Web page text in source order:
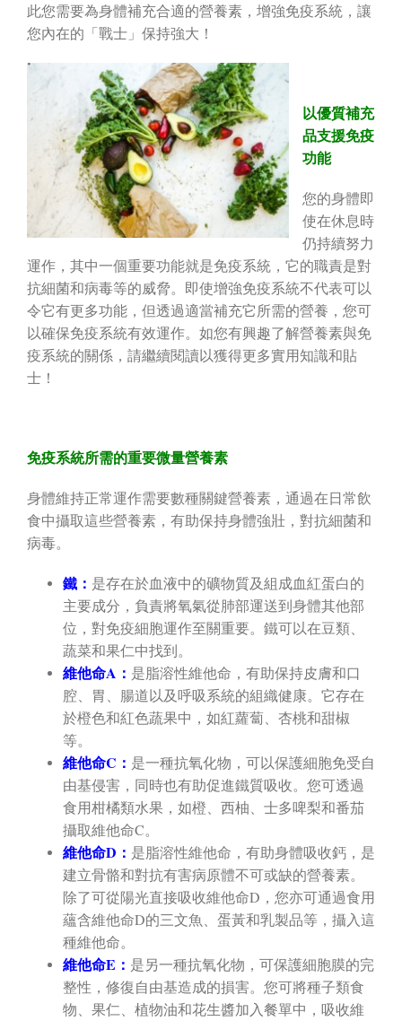
此您需要為身體補充合適的營養素，增強免疫系統，讓
您內在的「戰士」保持強大！
以優質補充
品支援免疫
功能
您的身體即
使在休息時
仍持續努力
運作，其中一個重要功能就是免疫系統，它的職責是對
抗細菌和病毒等的威脅。即使增強免疫系統不代表可以
令它有更多功能，但透過適當補充它所需的營養，您可
以確保免疫系統有效運作。如您有興趣了解營養素與免
疫系統的關係，請繼續閱讀以獲得更多實用知識和貼
士！
免疫系統所需的重要微量營養素
身體維持正常運作需要數種關鍵營養素，通過在日常飲
食中攝取這些營養素，有助保持身體強壯，對抗細菌和
病毒。
鐵： 是存在於血液中的礦物質及組成血紅蛋白的
主要成分，負責將氧氣從肺部運送到身體其他部
位，對免疫細胞運作至關重要。鐵可以在豆類、
蔬菜和果仁中找到。
維他命A： 是脂溶性維他命，有助保持皮膚和口
腔、胃、腸道以及呼吸系統的組織健康。它存在
於橙色和紅色蔬果中，如紅蘿蔔、杏桃和甜椒
等。
維他命C： 是一種抗氧化物，可以保護細胞免受自
由基侵害，同時也有助促進鐵質吸收。您可透過
食用柑橘類水果，如橙、西柚、士多啤梨和番茄
攝取維他命C。
維他命D： 是脂溶性維他命，有助身體吸收鈣，是
建立骨骼和對抗有害病原體不可或缺的營養素。
除了可從陽光直接吸收維他命D，您亦可通過食用
蘊含維他命D的三文魚、蛋黃和乳製品等，攝入這
種維他命。
維他命E： 是另一種抗氧化物，可保護細胞膜的完
整性，修復自由基造成的損害。您可將種子類食
物、果仁、植物油和花生醬加入餐單中，吸收維